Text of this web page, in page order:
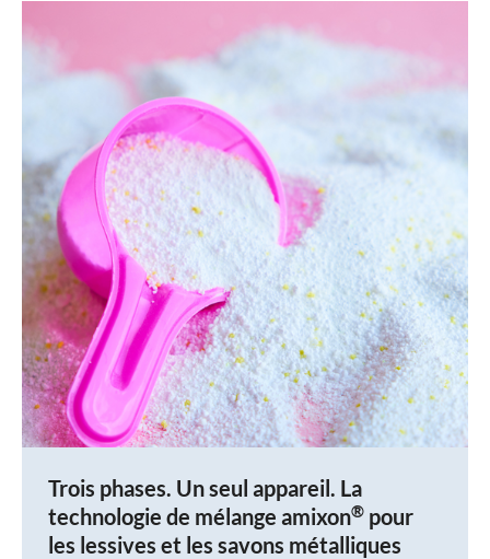
Trois phases. Un seul appareil. La
technologie de mélange amixon® pour
les lessives et les savons métalliques